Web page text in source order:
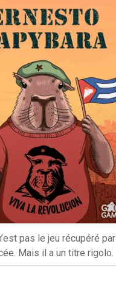
pas le jeu récupéré par
Mais il a un titre rigolo.